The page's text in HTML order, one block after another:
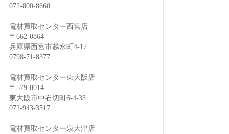
072-800-8660
電材買取センター西宮店
〒662-0864
兵庫県西宮市越水町4-17
0798-71-8377
電材買取センター東大阪店
〒579-8014
東大阪市中石切町6-4-33
072-943-3517
電材買取センター泉大津店